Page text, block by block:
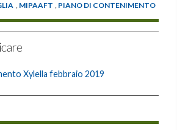
, MIPAAFT , PIANO DI CONTENIMENTO
Xylella febbraio 2019